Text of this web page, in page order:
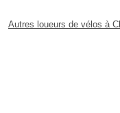
Autres loueurs de vélos à